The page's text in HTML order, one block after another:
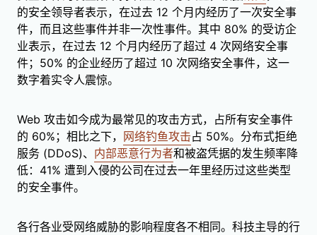
的安全领导者表示，在过去 12 个月内经历了一次安全事
件，而且这些事件并非一次性事件。其中 80% 的受访企
业表示，在过去 12 个月内经历了超过 4 次网络安全事
件；50% 的企业经历了超过 10 次网络安全事件，这一
数字着实令人震惊。
Web 攻击如今成为最常见的攻击方式，占所有安全事件
的 60%；相比之下， 网络钓鱼攻击占 50%。分布式拒绝
服务 (DDoS)、 内部恶意行为者和被盗凭据的发生频率降
低：41% 遭到入侵的公司在过去一年里经历过这些类型
的安全事件。
各行各业受网络威胁的影响程度各不相同。科技主导的行